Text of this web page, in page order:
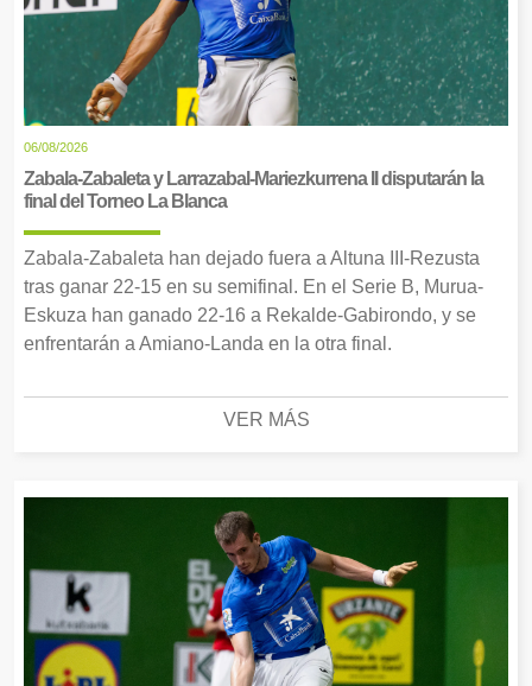
06/08/2026
Zabala-Zabaleta y Larrazabal-Mariezkurrena II disputarán la
final del Torneo La Blanca
Zabala-Zabaleta han dejado fuera a Altuna III-Rezusta
tras ganar 22-15 en su semifinal. En el Serie B, Murua-
Eskuza han ganado 22-16 a Rekalde-Gabirondo, y se
enfrentarán a Amiano-Landa en la otra final.
VER MÁS